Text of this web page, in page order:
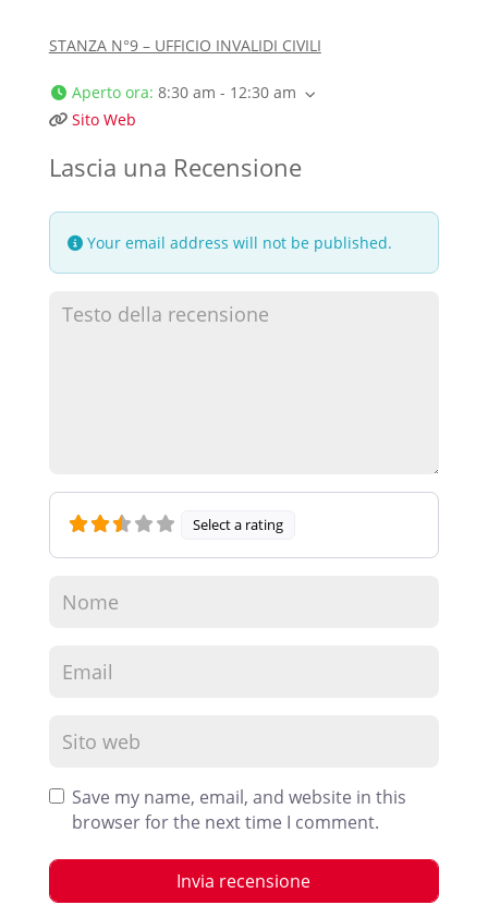
STANZA N°9 – UFFICIO INVALIDI CIVILI
Aperto ora:8:30 am - 12:30 am
Sito Web
Lascia una Recensione
Your email address will not be published.
Select a rating
Save my name, email, and website in this
browser for the next time I comment.